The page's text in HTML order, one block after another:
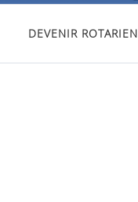
DEVENIR ROTARIEN